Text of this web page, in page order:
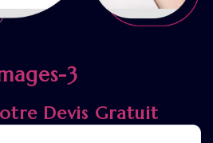
3
Devis Gratuit